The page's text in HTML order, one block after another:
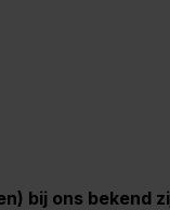
bij ons